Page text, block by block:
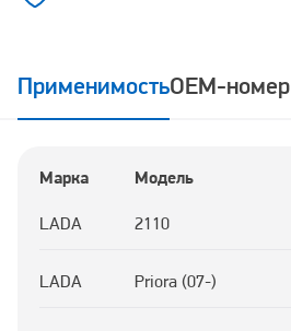
ПрименимостьOEM-номер
Марка Модель
LADA 2110
LADA Priora (07-)